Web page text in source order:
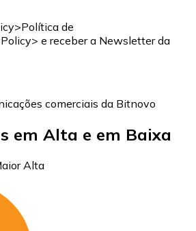
de
e receber a Newsletter da
comerciais da Bitnovo
em Alta e em Baixa
Alta